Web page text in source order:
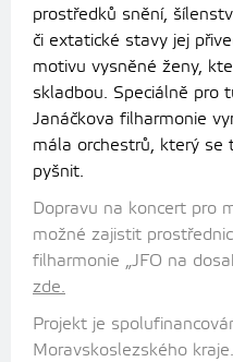
prostředků snění,
či extatické stavy jej
motivu vysněné ženy,
skladbou. Speciálně pro
Janáčkova filharmonie
mála orchestrů, který se
pyšnit.
Dopravu na koncert pro
možné zajistit
filharmonie „JFO na
zde.
Projekt je
Moravskoslezského kraje.